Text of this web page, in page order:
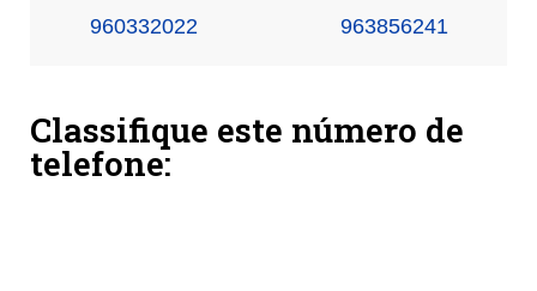
960332022 963856241
Classifique este número de
telefone: